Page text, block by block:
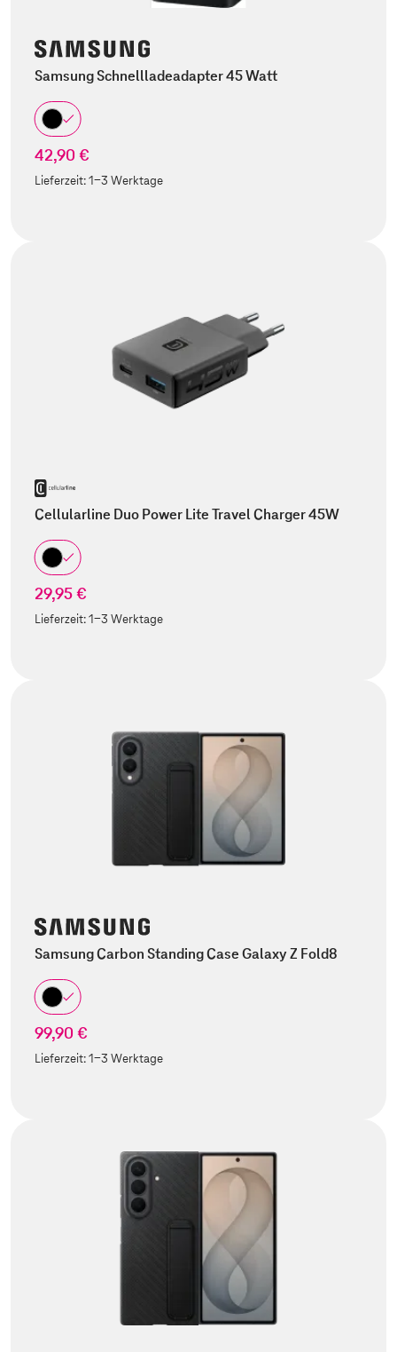
Samsung Schnellladeadapter 45 Watt
42,90 €
Lieferzeit:1-3 Werktage
Cellularline Duo Power Lite Travel Charger 45W
29,95 €
Lieferzeit:1-3 Werktage
Samsung Carbon Standing Case Galaxy Z Fold8
99,90 €
Lieferzeit:1-3 Werktage